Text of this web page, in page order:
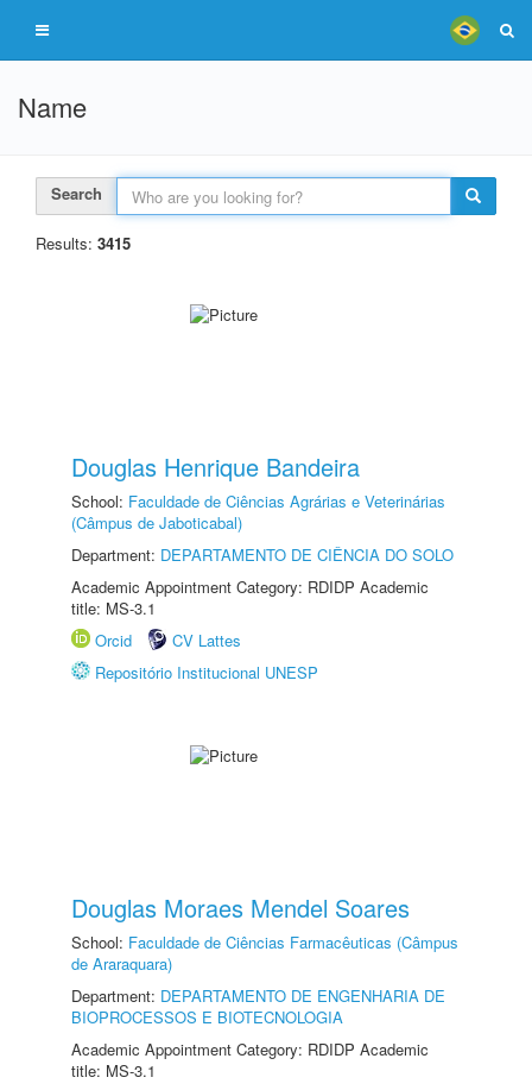
Name
Search
Results: 3415
Douglas Henrique Bandeira
School: Faculdade de Ciências Agrárias e Veterinárias
(Câmpus de Jaboticabal)
Department: DEPARTAMENTO DE CIÊNCIA DO SOLO
Academic Appointment Category: RDIDP Academic
title: MS-3.1
Orcid
CV Lattes
Repositório Institucional UNESP
Douglas Moraes Mendel Soares
School: Faculdade de Ciências Farmacêuticas (Câmpus
de Araraquara)
Department: DEPARTAMENTO DE ENGENHARIA DE
BIOPROCESSOS E BIOTECNOLOGIA
Academic Appointment Category: RDIDP Academic
title: MS-3.1